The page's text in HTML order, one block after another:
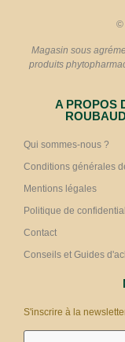
©
Magasin sous
produits
A PROPOS
Qui sommes-nous ?
Conditions générales
Mentions légales
Politique de
Contact
Conseils et Guides
S'inscrire à la